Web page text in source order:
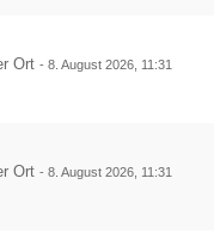
Ort-8. August 2026, 11:31
Ort-8. August 2026, 11:31